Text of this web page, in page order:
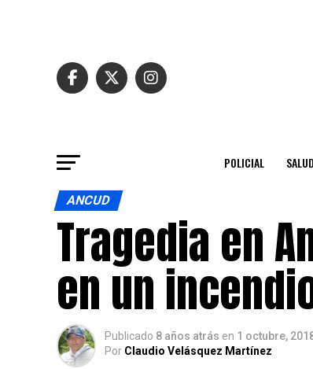
POLICIAL SALUD
ANCUD
Tragedia en
en un
Publicado 8 años atrás en 1 octubre,
Por Claudio Velásquez Martínez